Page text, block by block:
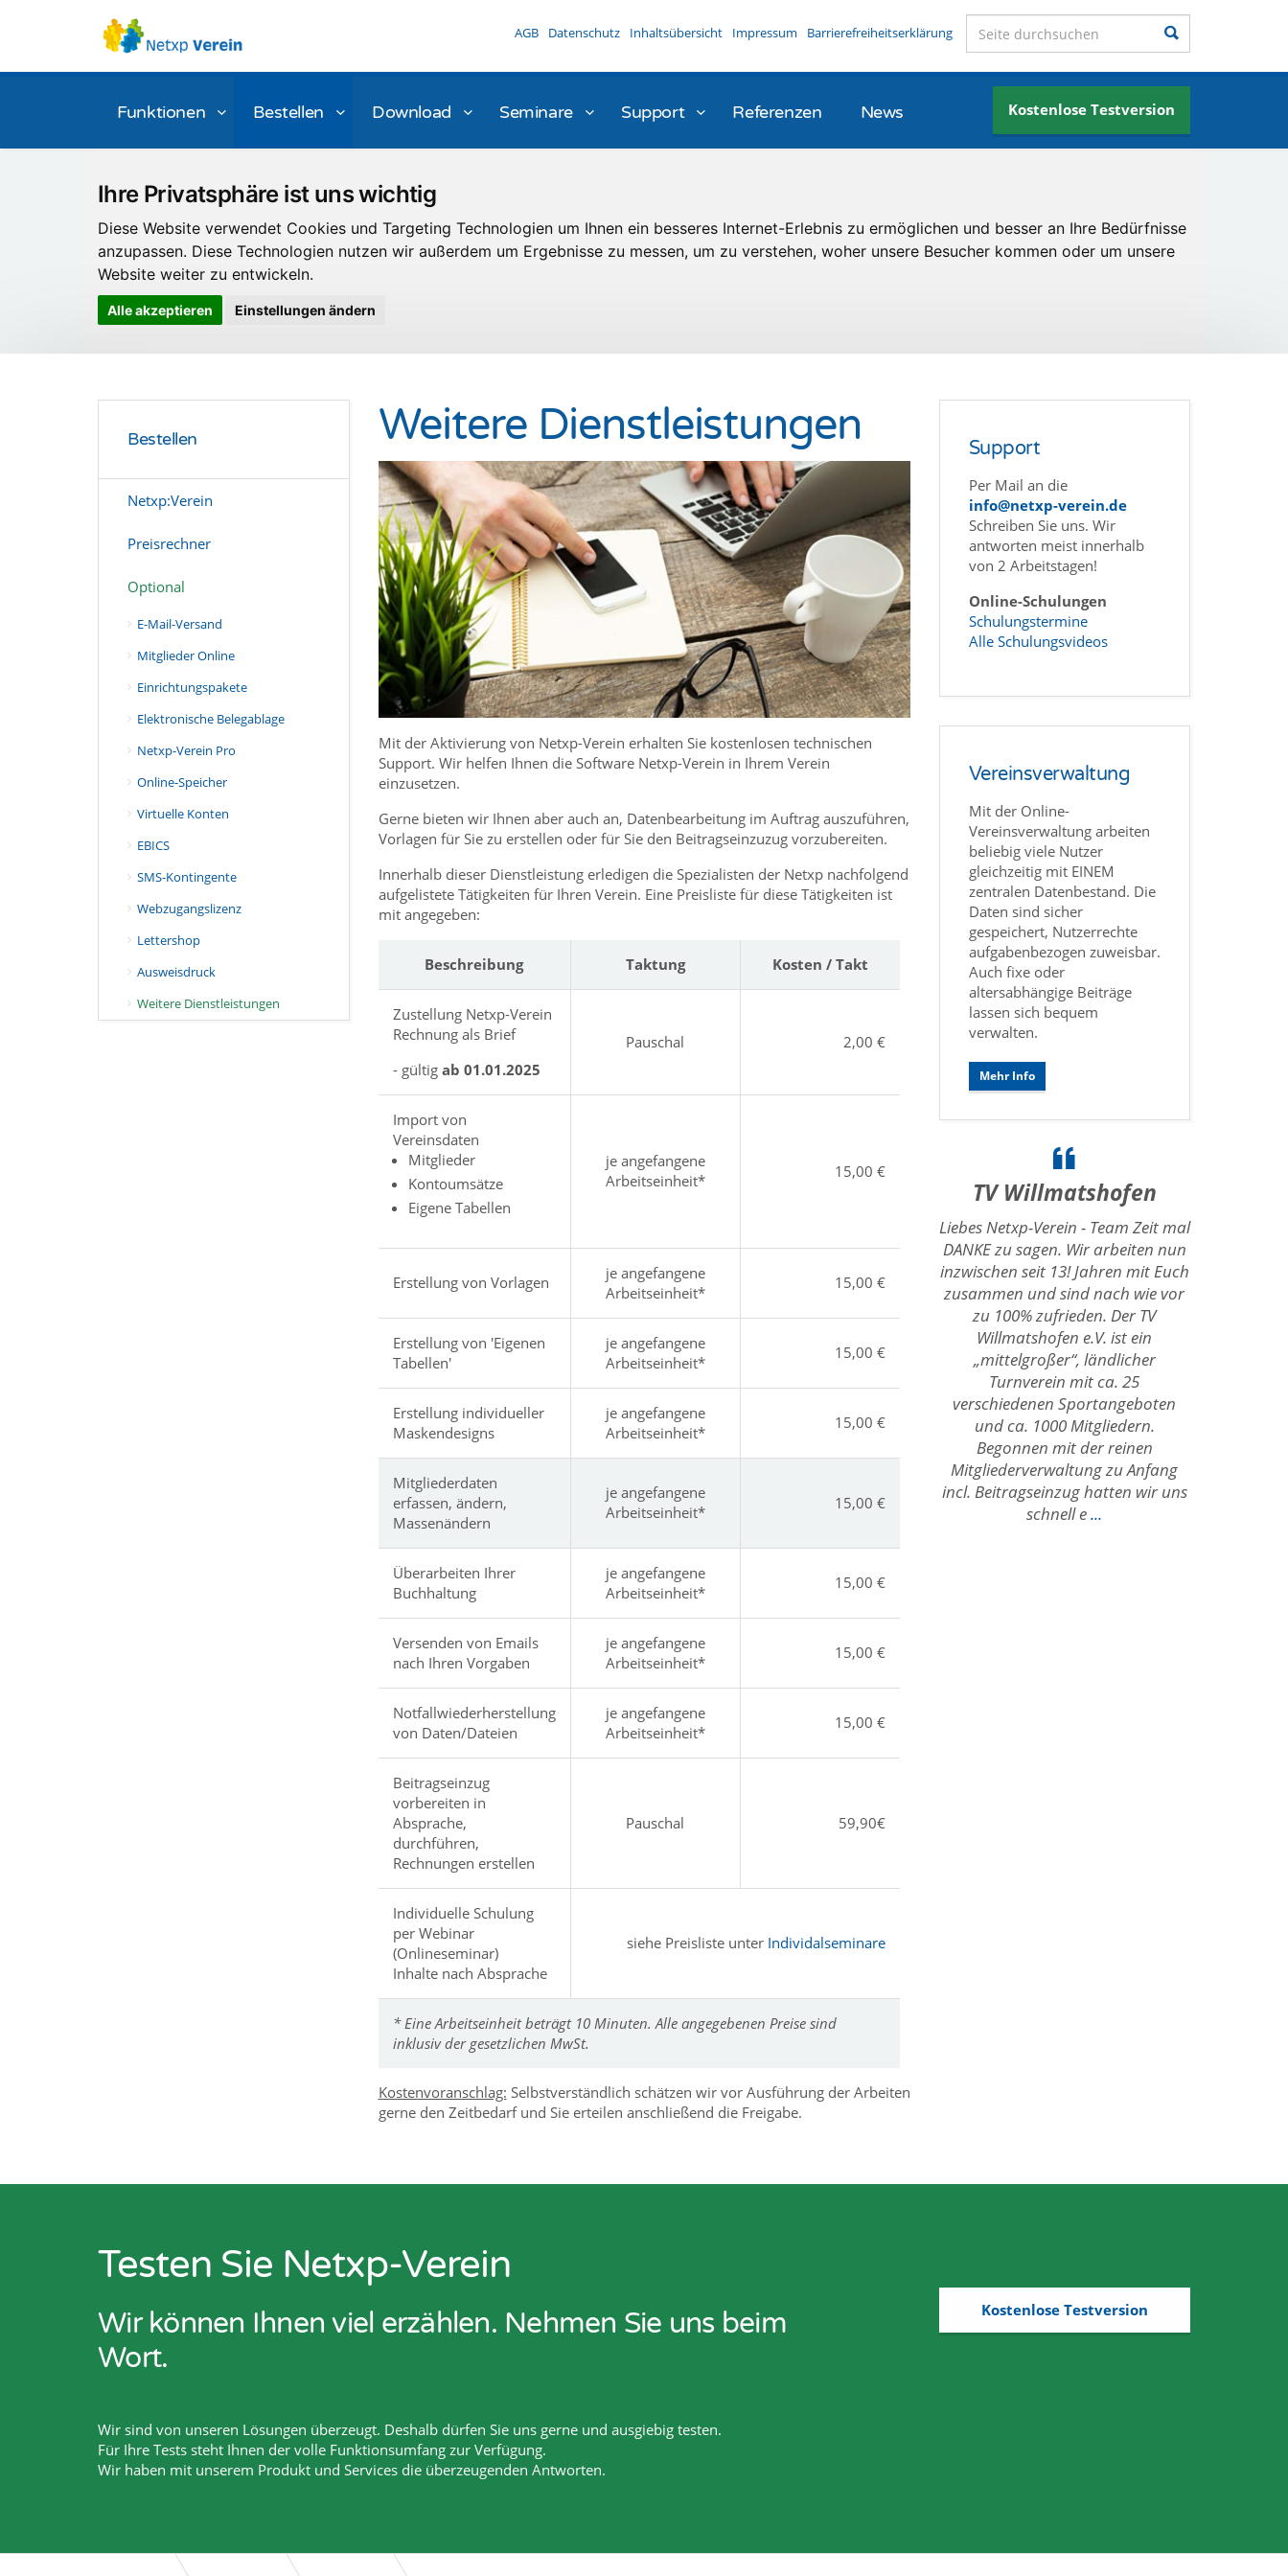
Ihre Privatsphäre ist uns wichtig
Diese Website verwendet Cookies und Targeting Technologien um Ihnen ein besseres Internet-Erlebnis zu ermöglichen und besser an Ihre Bedürfnisse
anzupassen. Diese Technologien nutzen wir außerdem um Ergebnisse zu messen, um zu verstehen, woher unsere Besucher kommen oder um unsere
Website weiter zu entwickeln.
Alle akzeptieren Einstellungen ändern
Kostenlose Testversion
Funktionen Bestellen Download Seminare Support Referenzen News
Suchen
AGB Datenschutz Inhaltsübersicht Impressum Barrierefreiheitserklärung
Weitere Dienstleistungen
Mit der Aktivierung von Netxp-Verein erhalten Sie kostenlosen technischen
Support. Wir helfen Ihnen die Software Netxp-Verein in Ihrem Verein
einzusetzen.
Gerne bieten wir Ihnen aber auch an, Datenbearbeitung im Auftrag auszuführen,
Vorlagen für Sie zu erstellen oder für Sie den Beitragseinzuzug vorzubereiten.
Innerhalb dieser Dienstleistung erledigen die Spezialisten der Netxp nachfolgend
aufgelistete Tätigkeiten für Ihren Verein. Eine Preisliste für diese Tätigkeiten ist
mit angegeben:
Beschreibung Taktung Kosten / Takt
Zustellung Netxp-Verein
Rechnung als Brief
- gültig ab 01.01.2025
Pauschal 2,00 €
Import von
Vereinsdaten
Mitglieder
Kontoumsätze
Eigene Tabellen
je angefangene
Arbeitseinheit*
15,00 €
Erstellung von Vorlagen
je angefangene
Arbeitseinheit*
15,00 €
Erstellung von 'Eigenen
Tabellen'
je angefangene
Arbeitseinheit*
15,00 €
Erstellung individueller
Maskendesigns
je angefangene
Arbeitseinheit*
15,00 €
Mitgliederdaten
erfassen, ändern,
Massenändern
je angefangene
Arbeitseinheit*
15,00 €
Überarbeiten Ihrer
Buchhaltung
je angefangene
Arbeitseinheit*
15,00 €
Versenden von Emails
nach Ihren Vorgaben
je angefangene
Arbeitseinheit*
15,00 €
Notfallwiederherstellung
von Daten/Dateien
je angefangene
Arbeitseinheit*
15,00 €
Beitragseinzug
vorbereiten in
Absprache,
durchführen,
Rechnungen erstellen
Pauschal 59,90€
Individuelle Schulung
per Webinar
(Onlineseminar)
Inhalte nach Absprache
siehe Preisliste unter Individalseminare
* Eine Arbeitseinheit beträgt 10 Minuten. Alle angegebenen Preise sind
inklusiv der gesetzlichen MwSt.
Kostenvoranschlag: Selbstverständlich schätzen wir vor Ausführung der Arbeiten
gerne den Zeitbedarf und Sie erteilen anschließend die Freigabe.
Bestellen
Netxp:Verein
Preisrechner
Optional
E-Mail-Versand
Mitglieder Online
Einrichtungspakete
Elektronische Belegablage
Netxp-Verein Pro
Online-Speicher
Virtuelle Konten
EBICS
SMS-Kontingente
Webzugangslizenz
Lettershop
Ausweisdruck
Weitere Dienstleistungen
Support
Per Mail an die
info@netxp-verein.de
Schreiben Sie uns. Wir
antworten meist innerhalb
von 2 Arbeitstagen!
Online-Schulungen
Schulungstermine
Alle Schulungsvideos
Vereinsverwaltung
Mit der Online-
Vereinsverwaltung arbeiten
beliebig viele Nutzer
gleichzeitig mit EINEM
zentralen Datenbestand. Die
Daten sind sicher
gespeichert, Nutzerrechte
aufgabenbezogen zuweisbar.
Auch fixe oder
altersabhängige Beiträge
lassen sich bequem
verwalten.
Mehr Info
TV Willmatshofen
Liebes Netxp-Verein - Team Zeit mal
DANKE zu sagen. Wir arbeiten nun
inzwischen seit 13! Jahren mit Euch
zusammen und sind nach wie vor
zu 100% zufrieden. Der TV
Willmatshofen e.V. ist ein
„mittelgroßer“, ländlicher
Turnverein mit ca. 25
verschiedenen Sportangeboten
und ca. 1000 Mitgliedern.
Begonnen mit der reinen
Mitgliederverwaltung zu Anfang
incl. Beitragseinzug hatten wir uns
schnell e...
Testen Sie Netxp-Verein
Wir können Ihnen viel erzählen. Nehmen Sie uns beim
Wort.
Wir sind von unseren Lösungen überzeugt. Deshalb dürfen Sie uns gerne und ausgiebig testen.
Für Ihre Tests steht Ihnen der volle Funktionsumfang zur Verfügung.
Wir haben mit unserem Produkt und Services die überzeugenden Antworten.
Kostenlose Testversion